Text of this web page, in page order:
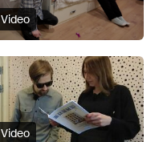
Video
Video